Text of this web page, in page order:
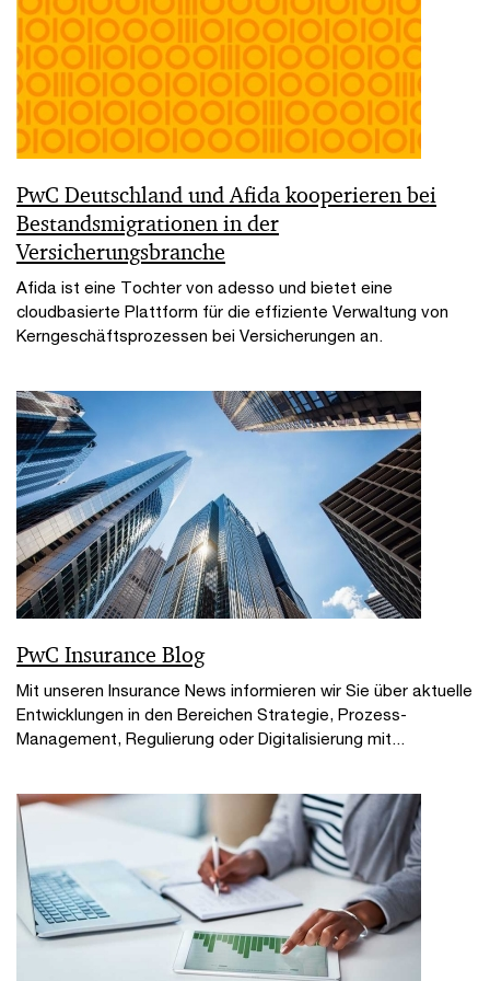
PwC Deutschland und Afida kooperieren bei
Bestandsmigrationen in der
Versicherungsbranche
Afida ist eine Tochter von adesso und bietet eine
cloudbasierte Plattform für die effiziente Verwaltung von
Kerngeschäftsprozessen bei Versicherungen an.
PwC Insurance Blog
Mit unseren Insurance News informieren wir Sie über aktuelle
Entwicklungen in den Bereichen Strategie, Prozess-
Management, Regulierung oder Digitalisierung mit...